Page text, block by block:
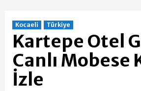
Kocaeli Türkiye
Kartepe Otel
Canlı Mobese
İzle